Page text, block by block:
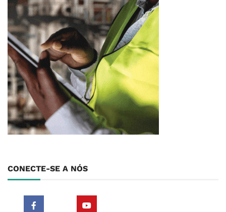
CONECTE-SE A NÓS